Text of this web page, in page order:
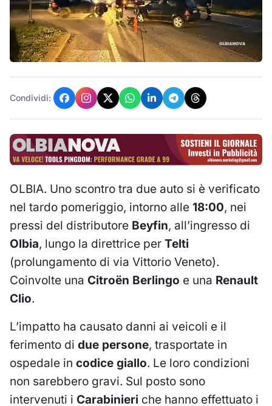
Condividi:
OLBIA. Uno scontro tra due auto si è verificato
nel tardo pomeriggio, intorno alle 18:00, nei
pressi del distributore Beyfin, all’ingresso di
Olbia, lungo la direttrice per Telti
(prolungamento di via Vittorio Veneto).
Coinvolte una Citroën Berlingo e una Renault
Clio.
L’impatto ha causato danni ai veicoli e il
ferimento di due persone, trasportate in
ospedale in codice giallo. Le loro condizioni
non sarebbero gravi. Sul posto sono
intervenuti i Carabinieri che hanno effettuato i